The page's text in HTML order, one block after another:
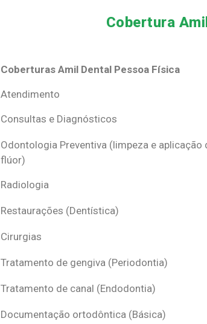
Cobertura
Coberturas Amil Dental Pessoa Física
Coberturas Amil Dental Pessoa Física
Atendimento
Consultas e Diagnósticos
Odontologia Preventiva (limpeza e aplicação
flúor)
Radiologia
Restaurações (Dentística)
Cirurgias
Tratamento de gengiva (Periodontia)
Tratamento de canal (Endodontia)
Documentação ortodôntica (Básica)